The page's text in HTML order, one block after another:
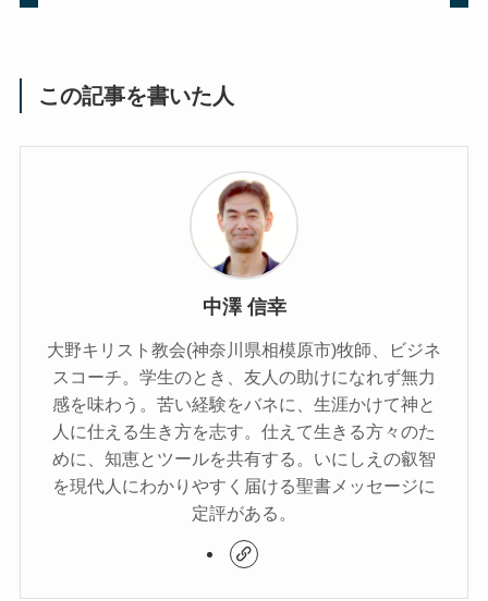
この記事を書いた人
中澤 信幸
大野キリスト教会(神奈川県相模原市)牧師、ビジネ
スコーチ。学生のとき、友人の助けになれず無力
感を味わう。苦い経験をバネに、生涯かけて神と
人に仕える生き方を志す。仕えて生きる方々のた
めに、知恵とツールを共有する。いにしえの叡智
を現代人にわかりやすく届ける聖書メッセージに
定評がある。